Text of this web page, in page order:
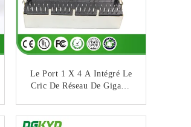
Le Port 1 X 4 A Intégré Le
Cric De Réseau De Gigabit
CONTACTEZ